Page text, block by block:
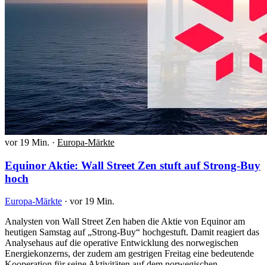
vor 19 Min. · Europa-Märkte
Equinor Aktie: Wall Street Zen stuft auf Strong-Buy
hoch
Europa-Märkte · vor 19 Min.
Analysten von Wall Street Zen haben die Aktie von Equinor am
heutigen Samstag auf „Strong-Buy“ hochgestuft. Damit reagiert das
Analysehaus auf die operative Entwicklung des norwegischen
Energiekonzerns, der zudem am gestrigen Freitag eine bedeutende